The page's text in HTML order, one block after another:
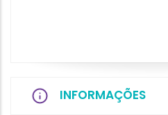
INFORMAÇÕES